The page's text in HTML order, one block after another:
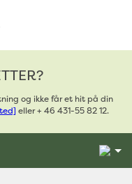
og ikke får et hit på din
eller + 46 431-55 82 12.